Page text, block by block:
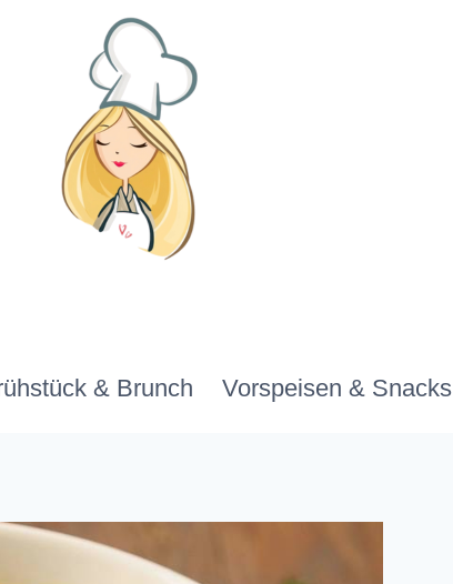
& Brunch Vorspeisen & Snacks